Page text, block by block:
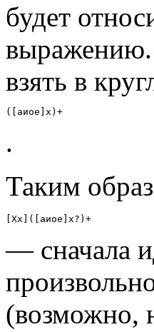
будет
выражению.
взять в
([аиое]х)+
.
Таким
[Хх]([аиое]х?)+
— сначала
(возможно,